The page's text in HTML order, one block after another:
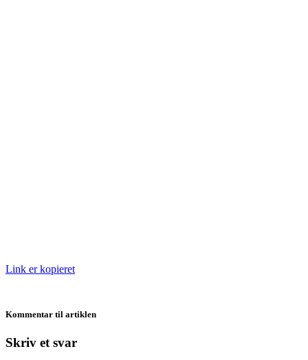
Link er kopieret
Kommentar til artiklen
Skriv et svar